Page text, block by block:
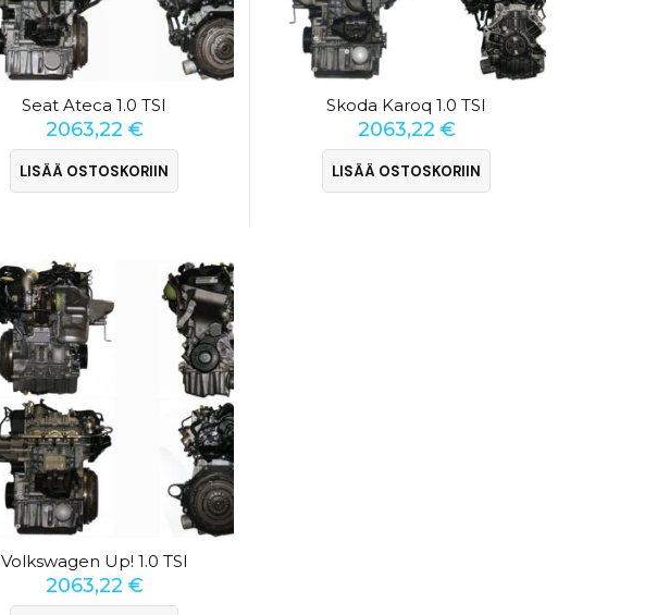
Seat Ateca 1.0 TSI
2063,22 €
LISÄÄ OSTOSKORIIN
Skoda Karoq 1.0 TSI
2063,22 €
LISÄÄ OSTOSKORIIN
Volkswagen Up! 1.0 TSI
2063,22 €